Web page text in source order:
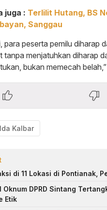
juga : Terlilit Hutang, BS
Sanggau
para peserta pemilu diharap
tanpa menjatuhkan diharap
bukan memecah
Kalbar
di 11 Lokasi di Pontianak,
Oknum DPRD Sintang
Etik